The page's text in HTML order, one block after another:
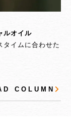
ルオイル
タイムに合わせた
D C O L U M N